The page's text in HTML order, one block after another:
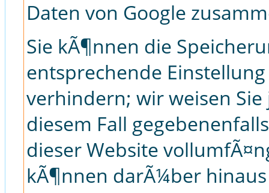
Daten von Google
Sie kÃ¶nnen die
entsprechende
verhindern; wir weisen
diesem Fall
dieser Website
kÃ¶nnen darÃ¼ber